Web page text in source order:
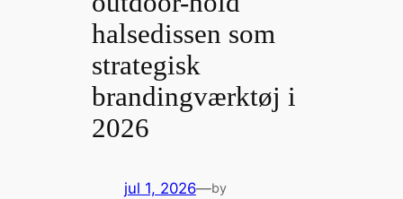
halsedissen som
strategisk
brandingværktøj i
2026
jul 1, 2026—by